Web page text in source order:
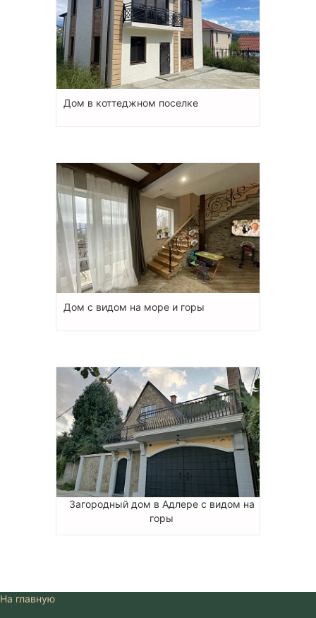
Дом в коттеджном поселке
Дом с видом на море и горы
Загородный дом в Адлере с видом на
горы
На главную